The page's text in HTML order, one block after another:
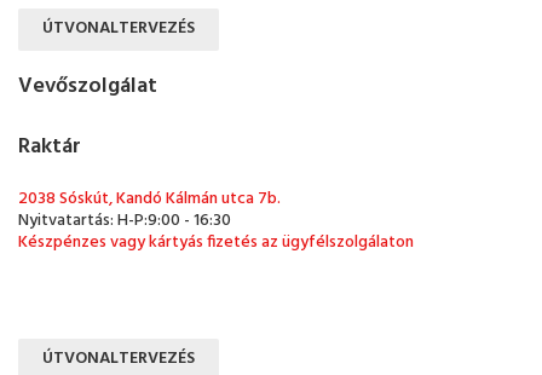
ÚTVONALTERVEZÉS
Vevőszolgálat
Raktár
2038 Sóskút, Kandó Kálmán utca 7b.
Nyitvatartás: H-P:9:00 - 16:30
Készpénzes vagy kártyás fizetés az ügyfélszolgálaton
ÚTVONALTERVEZÉS